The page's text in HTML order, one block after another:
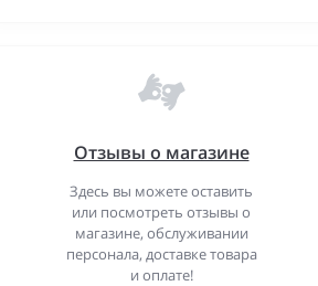
Отзывы о магазине
Здесь вы можете оставить
или посмотреть отзывы о
магазине, обслуживании
персонала, доставке товара
и оплате!